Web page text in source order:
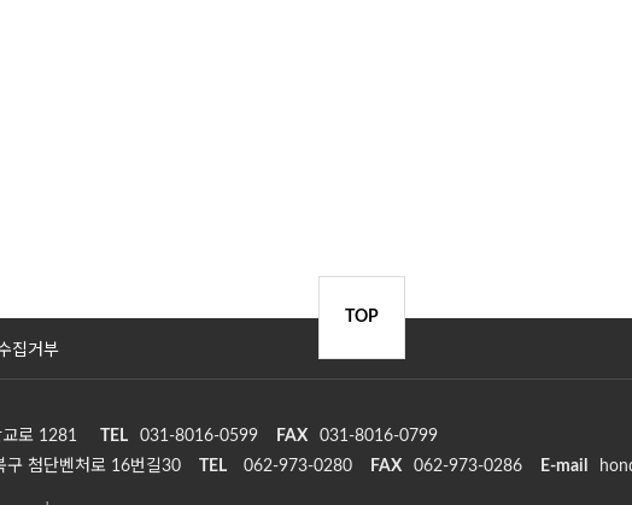
TOP
집거부
교로 1281 TEL 031-8016-0599 FAX
031-8016-0799
구 첨단벤처로 16번길30 TEL 062-973-0280 FAX 062-973-0286 E-mail